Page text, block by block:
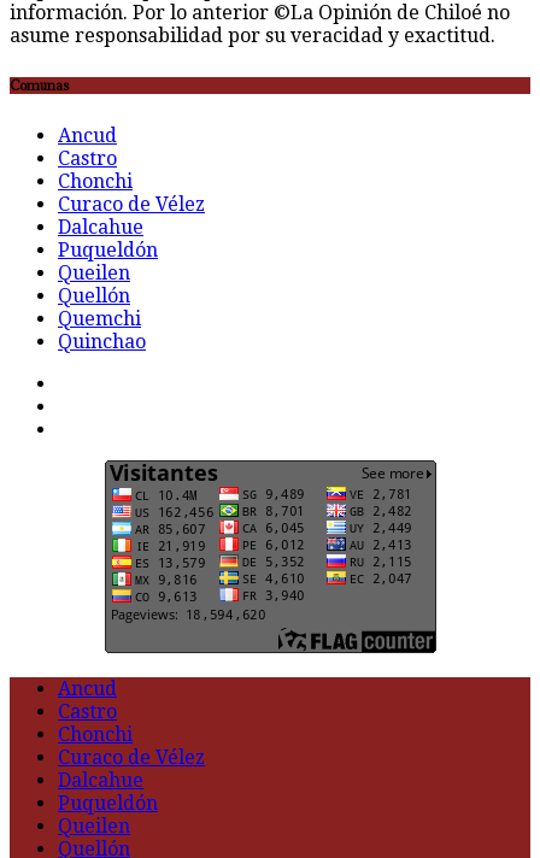
información. Por lo anterior ©La Opinión de Chiloé no
asume responsabilidad por su veracidad y exactitud.
Comunas
Ancud
Castro
Chonchi
Curaco de Vélez
Dalcahue
Puqueldón
Queilen
Quellón
Quemchi
Quinchao
Ancud
Castro
Chonchi
Curaco de Vélez
Dalcahue
Puqueldón
Queilen
Quellón